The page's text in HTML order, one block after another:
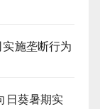
施垄断行为
日葵暑期实